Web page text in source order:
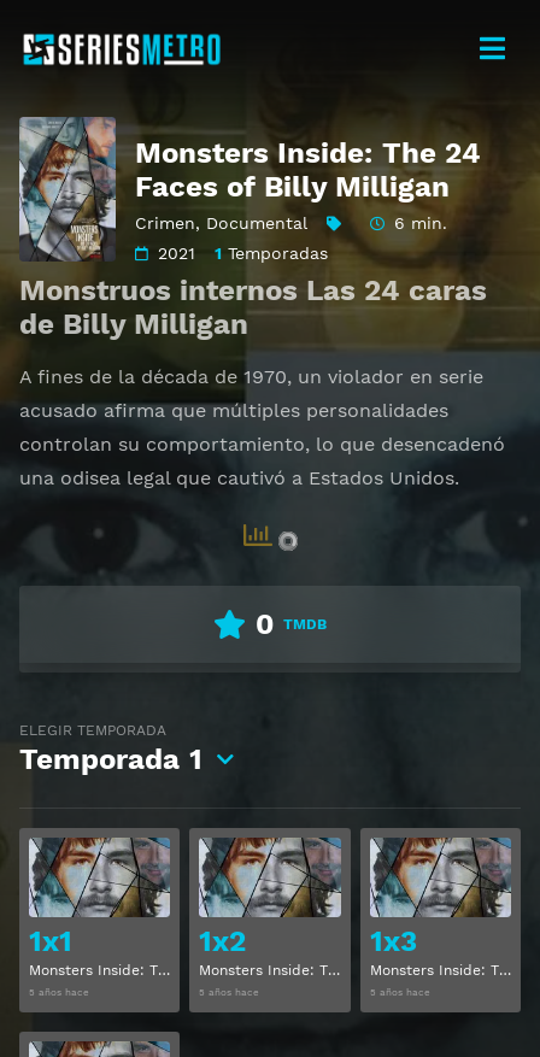
Monsters Inside: The 24
Faces of Billy Milligan
Crimen, Documental
6 min.
2021
1 Temporadas
Monstruos internos Las 24 caras
de Billy Milligan
A fines de la década de 1970, un violador en serie
acusado afirma que múltiples personalidades
controlan su comportamiento, lo que desencadenó
una odisea legal que cautivó a Estados Unidos.
0 TMDB
ELEGIR TEMPORADA
Temporada 1
1x1
Monsters Inside: The 24 Faces of Billy Milligan Temporada 1 Capitulo 1
5 años hace
Ver
1x2
Monsters Inside: The 24 Faces of Billy Milligan Temporada 1 Capitulo 2
5 años hace
Ver
1x3
Monsters Inside: The 24 Faces of Billy Milligan Temporada 1 Capitulo 3
5 años hace